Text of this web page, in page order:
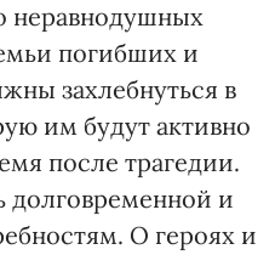
неравнодушных
погибших и
захлебнуться в
им будут активно
после трагедии.
и
О героях и